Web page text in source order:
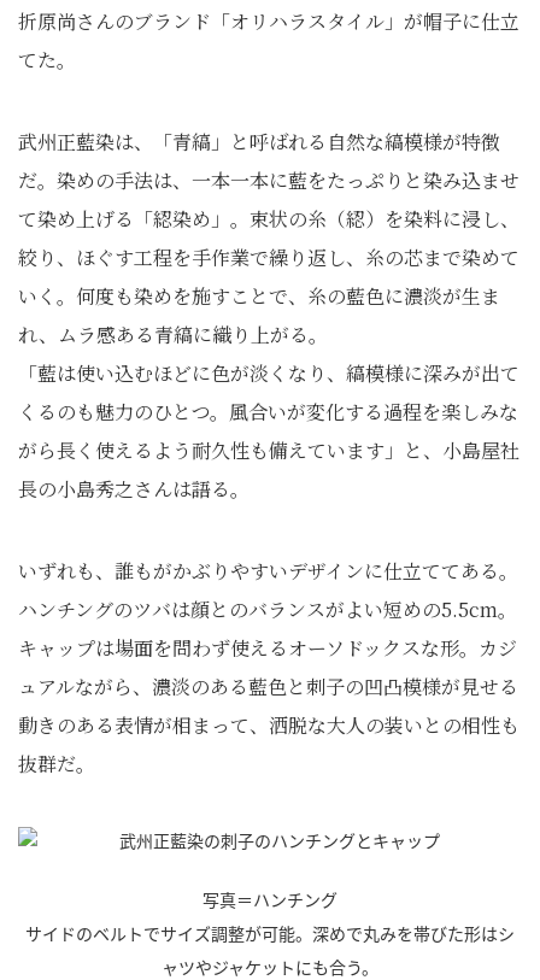
折原尚さんのブランド「オリハラスタイル」が帽子に仕立
てた。
武州正藍染は、「青縞」と呼ばれる自然な縞模様が特徴
だ。染めの手法は、一本一本に藍をたっぷりと染み込ませ
て染め上げる「綛染め」。束状の糸（綛）を染料に浸し、
絞り、ほぐす工程を手作業で繰り返し、糸の芯まで染めて
いく。何度も染めを施すことで、糸の藍色に濃淡が生ま
れ、ムラ感ある青縞に織り上がる。
「藍は使い込むほどに色が淡くなり、縞模様に深みが出て
くるのも魅力のひとつ。風合いが変化する過程を楽しみな
がら長く使えるよう耐久性も備えています」と、小島屋社
長の小島秀之さんは語る。
いずれも、誰もがかぶりやすいデザインに仕立ててある。
ハンチングのツバは顔とのバランスがよい短めの5.5cm。
キャップは場面を問わず使えるオーソドックスな形。カジ
ュアルながら、濃淡のある藍色と刺子の凹凸模様が見せる
動きのある表情が相まって、洒脱な大人の装いとの相性も
抜群だ。
写真＝ハンチング
サイドのベルトでサイズ調整が可能。深めで丸みを帯びた形はシ
ャツやジャケットにも合う。